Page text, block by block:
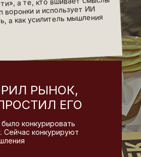
воронки и использует ИИ
а как усилитель мышления
конкурировать
Сейчас конкурируют
РЫНОК,
ЕГО